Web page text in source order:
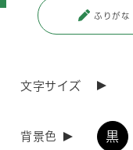
ふりがな
文字サイズ
背景色 黒